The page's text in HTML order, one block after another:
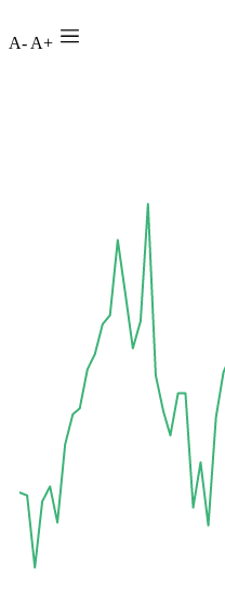
A- A+